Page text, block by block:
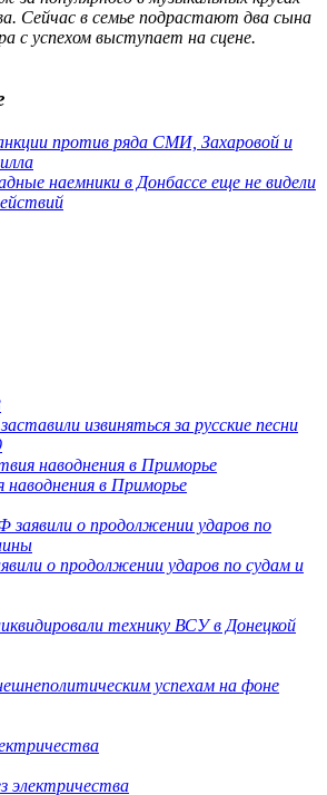
Сейчас в семье подрастают два сына
успехом выступает на сцене.
против ряда СМИ, Захаровой и
наемники в Донбассе еще не видели
извиняться за русские песни
наводнения в Приморье
о продолжении ударов по судам и
технику ВСУ в Донецкой
успехам на фоне